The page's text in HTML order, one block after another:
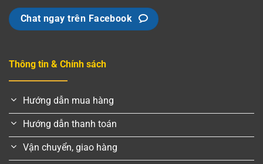
Chat ngay trên Facebook
Thông tin & Chính sách
Hướng dẫn mua hàng
Hướng dẫn thanh toán
Vận chuyển, giao hàng